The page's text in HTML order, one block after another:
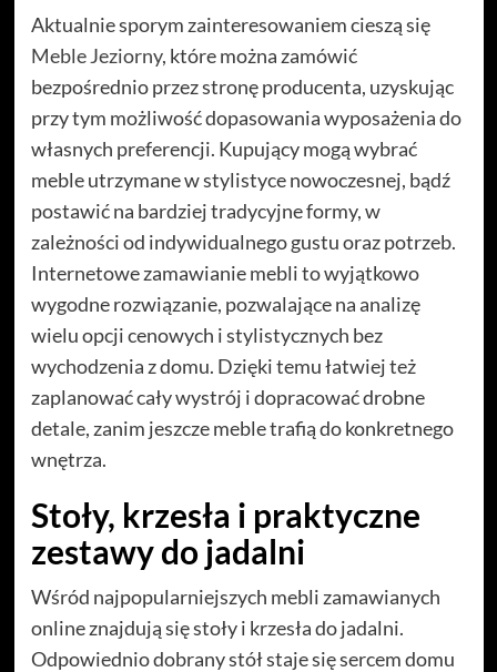
Aktualnie sporym zainteresowaniem cieszą się
Meble Jeziorny, które można zamówić
bezpośrednio przez stronę producenta, uzyskując
przy tym możliwość dopasowania wyposażenia do
własnych preferencji. Kupujący mogą wybrać
meble utrzymane w stylistyce nowoczesnej, bądź
postawić na bardziej tradycyjne formy, w
zależności od indywidualnego gustu oraz potrzeb.
Internetowe zamawianie mebli to wyjątkowo
wygodne rozwiązanie, pozwalające na analizę
wielu opcji cenowych i stylistycznych bez
wychodzenia z domu. Dzięki temu łatwiej też
zaplanować cały wystrój i dopracować drobne
detale, zanim jeszcze meble trafią do konkretnego
wnętrza.
Stoły, krzesła i praktyczne
zestawy do jadalni
Wśród najpopularniejszych mebli zamawianych
online znajdują się stoły i krzesła do jadalni.
Odpowiednio dobrany stół staje się sercem domu